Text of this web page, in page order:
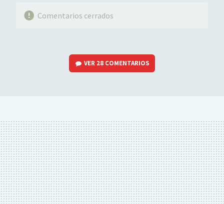
Comentarios cerrados
VER 28 COMENTARIOS